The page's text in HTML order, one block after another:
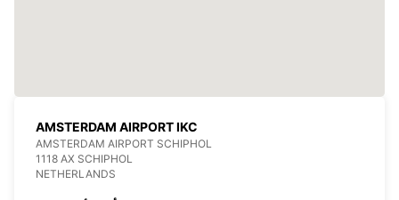
AMSTERDAM AIRPORT IKC
AMSTERDAM AIRPORT SCHIPHOL
1118 AX SCHIPHOL
NETHERLANDS